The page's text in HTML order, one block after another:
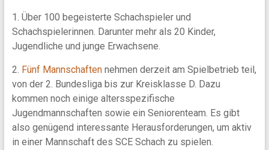
1. Über 100 begeisterte Schachspieler und
Schachspielerinnen. Darunter mehr als 20 Kinder,
Jugendliche und junge Erwachsene.
2. Fünf Mannschaftennehmen derzeit am Spielbetrieb teil,
von der 2. Bundesliga bis zur Kreisklasse D. Dazu
kommen noch einige altersspezifische
Jugendmannschaften sowie ein Seniorenteam. Es gibt
also genügend interessante Herausforderungen, um aktiv
in einer Mannschaft des SCE Schach zu spielen.